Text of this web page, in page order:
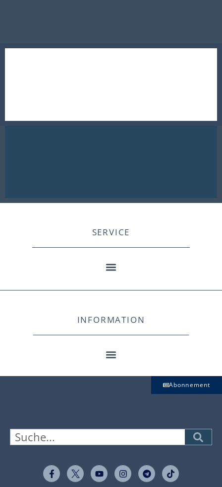
SERVICE
INFORMATION
Abonnement